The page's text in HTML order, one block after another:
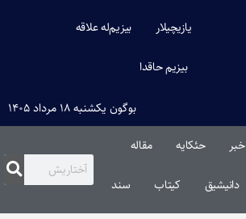
یازیچیلار بیزیم‌له علاقه
بیزیم حاقدا
بوگون یکشنبه ۱۸ مرداد ۱۴۰۵
خبر حئکایه مقاله‌
دانیشیق کیتاب سند